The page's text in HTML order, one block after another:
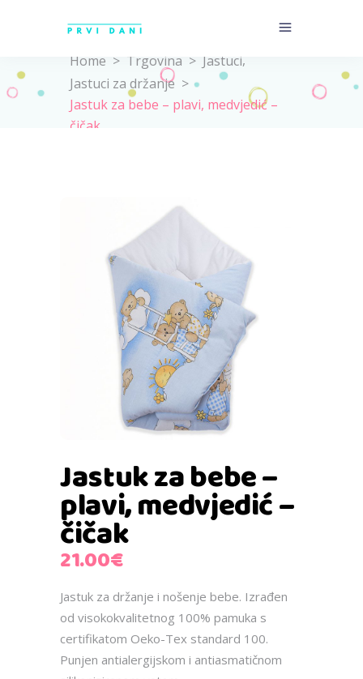
Home > Trgovina > Jastuci,
Jastuci za držanje >
Jastuk za bebe – plavi, medvjedić –
čičak
Jastuk za bebe –
plavi, medvjedić –
čičak
21.00€
Jastuk za držanje i nošenje bebe. Izrađen
od visokokvalitetnog 100% pamuka s
certifikatom Oeko-Tex standard 100.
Punjen antialergijskom i antiasmatičnom